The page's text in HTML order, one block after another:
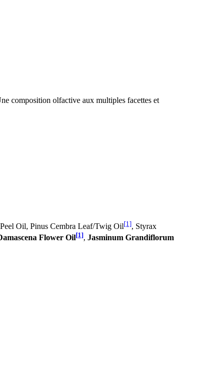
composition olfactive aux multiples facettes et
Oil, Pinus Cembra Leaf/Twig Oil[1], Styrax
Flower Oil[1], Jasminum Grandiflorum